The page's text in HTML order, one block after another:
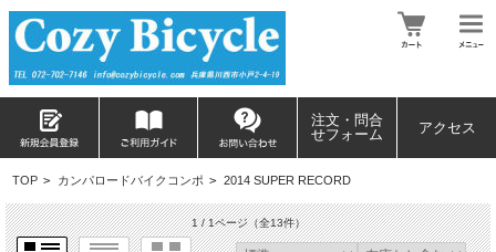
注文・問合
せフォーム
アクセス
TOP > カンパロードバイクコンポ > 2014 SUPER RECORD
1 / 1ページ（全13件）